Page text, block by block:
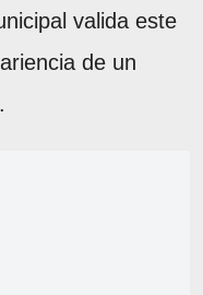
valida este
de un